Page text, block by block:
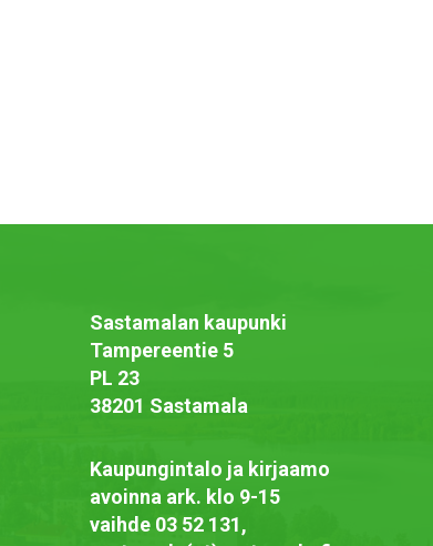
Sastamalan kaupunki
Tampereentie 5
PL 23
38201 Sastamala
Kaupungintalo ja kirjaamo
avoinna ark. klo 9-15
vaihde 03 52 131,